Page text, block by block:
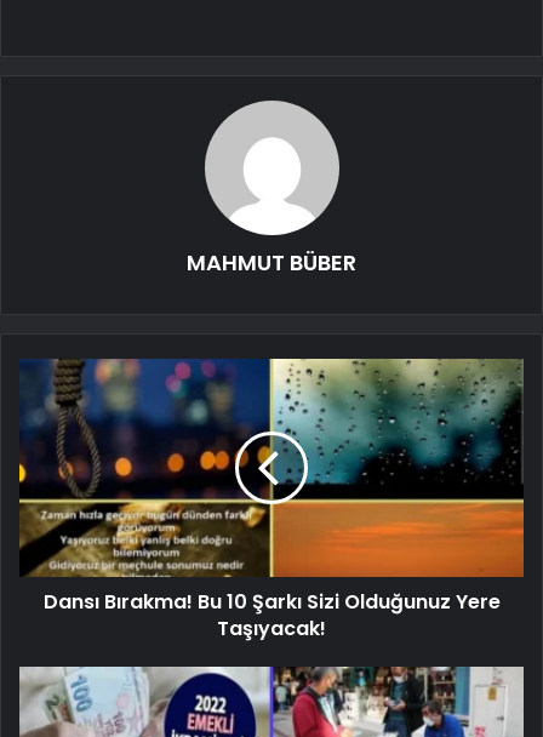
MAHMUT BÜBER
Dansı Bırakma! Bu 10 Şarkı Sizi Olduğunuz Yere
Taşıyacak!